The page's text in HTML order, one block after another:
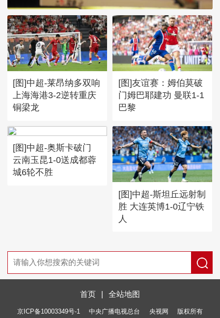
[图]中超-莱昂纳多双响
上海海港3-2逆转重庆
铜梁龙
[图]友谊赛：姆伯莫破
门姆巴耶建功 曼联1-1
巴黎
[图]中超-奥斯卡破门
云南玉昆1-0送成都蓉
城6轮不胜
[图]中超-斯坦丘远射制
胜 大连英博1-0辽宁铁
人
首页 全站地图
京ICP备10003349号-1 中央广播电视总台 央视网 版权所有